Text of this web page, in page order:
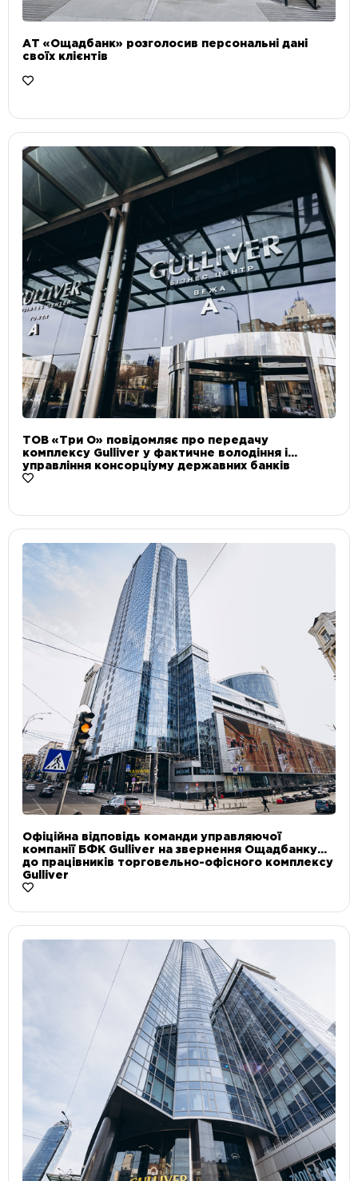
АТ «Ощадбанк» розголосив персональні дані
своїх клієнтів
ТОВ «Три О» повідомляє про передачу
комплексу Gulliver у фактичне володіння і
управління консорціуму державних банків
Офіційна відповідь команди управляючої
компанії БФК Gulliver на звернення Ощадбанку
до працівників торговельно-офісного комплексу
Gulliver